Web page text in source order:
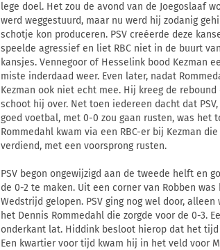
lege doel. Het zou de avond van de Joegoslaaf
werd weggestuurd, maar nu werd hij zodanig
schotje kon produceren. PSV creéerde deze
speelde agressief en liet RBC niet in de buurt
kansjes. Vennegoor of Hesselink bood Kezman
miste inderdaad weer. Even later, nadat
Kezman ook niet echt mee. Hij kreeg de
schoot hij over. Net toen iedereen dacht dat
goed voetbal, met 0-0 zou gaan rusten, was het
Rommedahl kwam via een RBC-er bij Kezman
verdiend, met een voorsprong rusten.
PSV begon ongewijzigd aan de tweede helft en
de 0-2 te maken. Uit een corner van Robben
Wedstrijd gelopen. PSV ging nog wel door,
het Dennis Rommedahl die zorgde voor de 0-3.
onderkant lat. Hiddink besloot hierop dat het
Een kwartier voor tijd kwam hij in het veld voor